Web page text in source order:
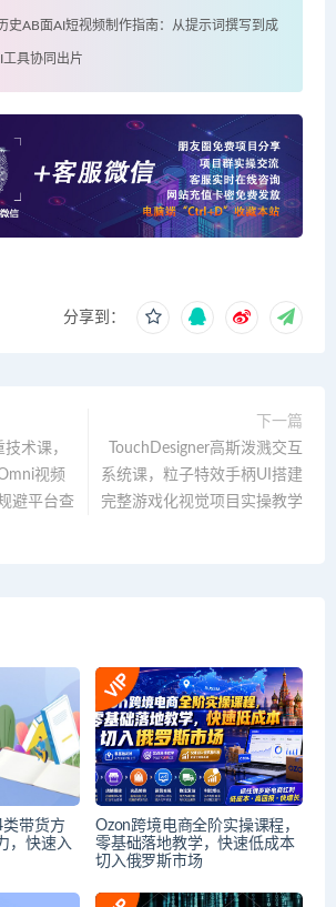
史AB面AI短视频制作指南：从提示词撰写到成
具协同出片
分享到：
术课，
视频
避平台查
下一篇
TouchDesigner高斯泼溅交互
系统课，粒子特效手柄UI搭建
完整游戏化视觉项目实操教学
类带货方
，快速入
Ozon跨境电商全阶实操课程，
零基础落地教学，快速低成本
切入俄罗斯市场